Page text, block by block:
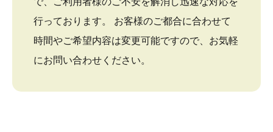
行っております。 お客様のご都合に合わせて
時間やご希望内容は変更可能ですので、お気軽
にお問い合わせください。